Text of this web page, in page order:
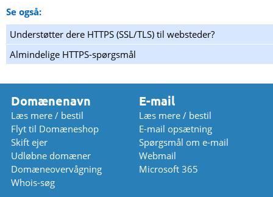
Se også:
Understøtter dere HTTPS (SSL/TLS) til websteder?
Almindelige HTTPS-spørgsmål
Domænenavn
Læs mere / bestil
Flyt til Domæneshop
Skift ejer
Udløbne domæner
Domæneovervågning
Whois-søg
E-mail
Læs mere / bestil
E-mail opsætning
Spørgsmål om e-mail
Webmail
Microsoft 365